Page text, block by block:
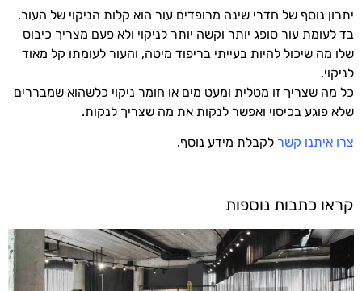
יתרון נוסף של חדרי שינה מרופדים עור הוא קלות הניקוי של העור.
בד לעומת עור סופג יותר וקשה יותר לניקוי ולא פעם מצריך כיבוס
שלו מה שיכול להיות בעייתי בריפוד מיטה, והעור לעומתו קל מאוד
לניקוי.
כל מה שצריך זו מטלית ומעט מים או חומר ניקוי כלשהוא שמבררים
שלא פוגע בכיסוי ואפשר לנקות את מה שצריך לנקות.
צרו איתנו קשר לקבלת מידע נוסף.
קראו כתבות נוספות